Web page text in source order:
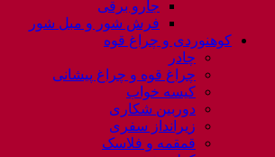
جارو برقی
فرش شور و مبل شور
کوهنوردی و چراغ قوه
چادر
چراغ قوه و چراغ پیشانی
کیسه خواب
دوربین شکاری
زیرانداز سفری
قمقمه و فلاسک